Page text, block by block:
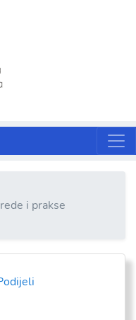
i prakse